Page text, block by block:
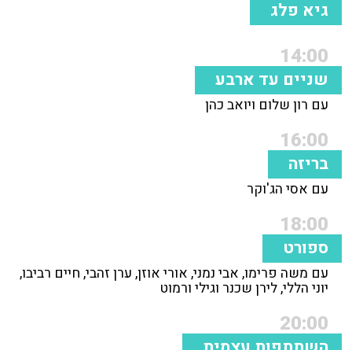
גיא פלג
14:00
שניים עד ארבע
עם רון שלום ויואב כהן
16:00
בריזה
עם אסי הג'וקר
18:00
ספורט
עם משה פרימו, אבי נמני, אורי אוזן, ערן זהבי, חיים רביבו,
יוני הללי, לירן שכנר וגילי ורמוט
20:00